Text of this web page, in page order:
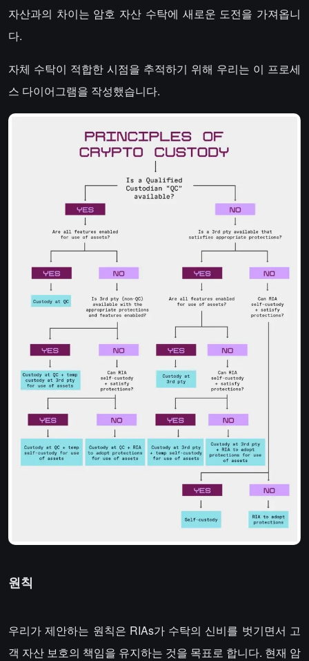
자산과의 차이는 암호 자산 수탁에 새로운 도전을 가져옵니
다.
자체 수탁이 적합한 시점을 추적하기 위해 우리는 이 프로세
스 다이어그램을 작성했습니다.
원칙
우리가 제안하는 원칙은 RIAs가 수탁의 신비를 벗기면서 고
객 자산 보호의 책임을 유지하는 것을 목표로 합니다. 현재 암